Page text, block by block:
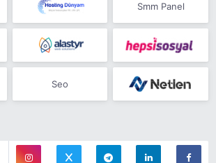
Smm Panel
Seo